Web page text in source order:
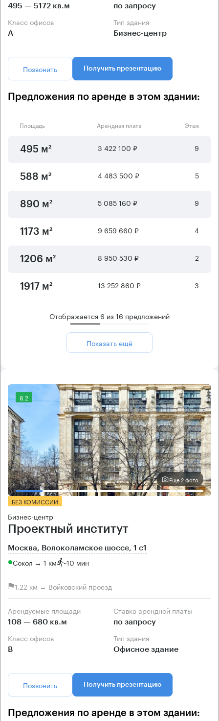
495 — 5172 кв.м по запросу
Класс офисов
А
Тип здания
Бизнес-центр
Позвонить Получить презентацию
Предложения по аренде в этом здании:
Площадь Арендная плата Этаж
495 м² 3 422 100 ₽ 9
588 м² 4 483 500 ₽ 5
890 м² 5 085 160 ₽ 9
1173 м² 9 659 660 ₽ 4
1206 м² 8 950 530 ₽ 2
1917 м² 13 252 860 ₽ 3
Отображается 6 из16 предложений
Показать ещё
8.2
Еще 2 фото
БЕЗ КОМИССИИ
Бизнес-центр
Проектный институт
Москва, Волоколамское шоссе, 1 с1
Сокол → 1 км ~10 мин
1.22 км → Войковский проезд
Арендуемые площади
108 — 680 кв.м
Ставка арендной платы
по запросу
Класс офисов
B
Тип здания
Офисное здание
Позвонить Получить презентацию
Предложения по аренде в этом здании: